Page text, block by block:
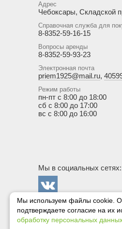
Мы в социальных сетях:
Госснаб в
сети
Вконтакте
Адрес
Чебоксары, Складской
Справочная служба для
8-8352-59-16-15
Вопросы аренды
8-8352-59-93-23
Электронная почта
priem1925@mail.ru,
Режим работы
пн-пт с 8:00 до 18:00
сб с 8:00 до 17:00
вс с 8:00 до 16:00
Сайт создан
Мы используем файлы cookie.
подтверждаете согласие на их
обработку персональных